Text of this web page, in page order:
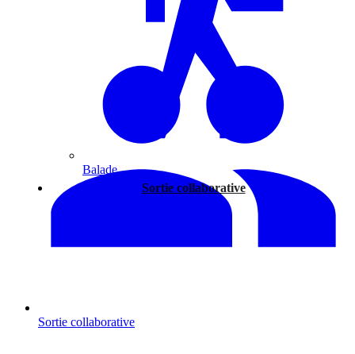
Balade
Sortie collaborative
Sortie collaborative